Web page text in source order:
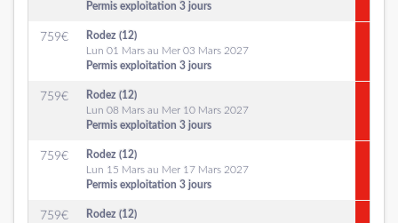
Permis exploitation 3 jours
759€
Rodez (12)
Lun 01 Mars au Mer 03 Mars 2027
Permis exploitation 3 jours
759€
Rodez (12)
Lun 08 Mars au Mer 10 Mars 2027
Permis exploitation 3 jours
759€
Rodez (12)
Lun 15 Mars au Mer 17 Mars 2027
Permis exploitation 3 jours
759€
Rodez (12)